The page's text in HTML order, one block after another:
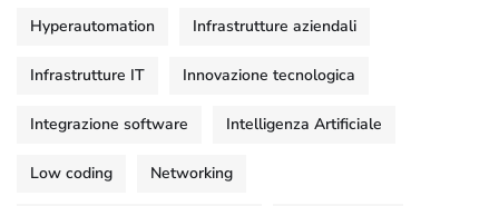
Hyperautomation Infrastrutture aziendali
Infrastrutture IT Innovazione tecnologica
Integrazione software Intelligenza Artificiale
Low coding Networking